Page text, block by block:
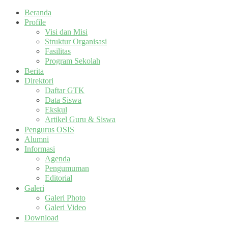
Beranda
Profile
Visi dan Misi
Struktur Organisasi
Fasilitas
Program Sekolah
Berita
Direktori
Daftar GTK
Data Siswa
Ekskul
Artikel Guru & Siswa
Pengurus OSIS
Alumni
Informasi
Agenda
Pengumuman
Editorial
Galeri
Galeri Photo
Galeri Video
Download